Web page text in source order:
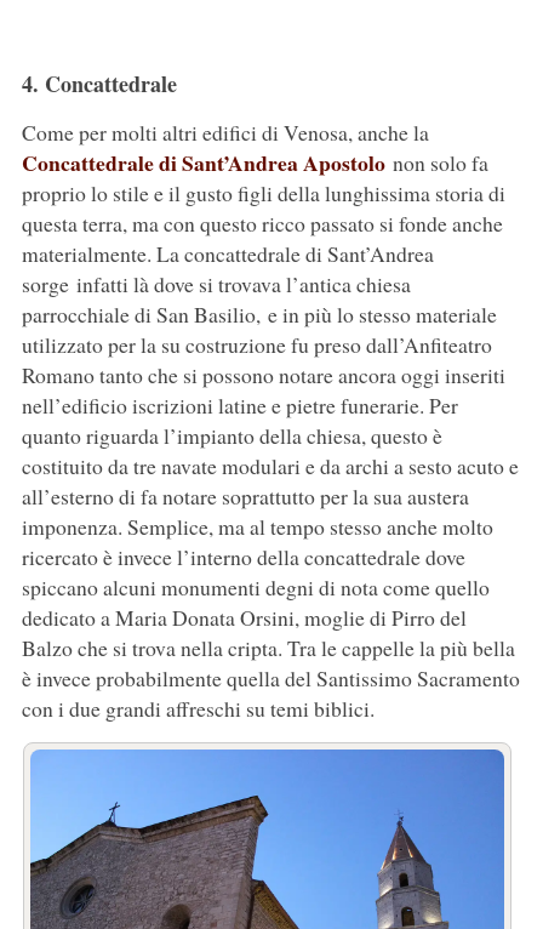
4. Concattedrale
Come per molti altri edifici di Venosa, anche la
Concattedrale di Sant’Andrea Apostolonon solo fa
proprio lo stile e il gusto figli della lunghissima storia di
questa terra, ma con questo ricco passato si fonde anche
materialmente. La concattedrale di Sant’Andrea
sorge infatti là dove si trovava l’antica chiesa
parrocchiale di San Basilio, e in più lo stesso materiale
utilizzato per la su costruzione fu preso dall’Anfiteatro
Romano tanto che si possono notare ancora oggi inseriti
nell’edificio iscrizioni latine e pietre funerarie. Per
quanto riguarda l’impianto della chiesa, questo è
costituito da tre navate modulari e da archi a sesto acuto e
all’esterno di fa notare soprattutto per la sua austera
imponenza. Semplice, ma al tempo stesso anche molto
ricercato è invece l’interno della concattedrale dove
spiccano alcuni monumenti degni di nota come quello
dedicato a Maria Donata Orsini, moglie di Pirro del
Balzo che si trova nella cripta. Tra le cappelle la più bella
è invece probabilmente quella del Santissimo Sacramento
con i due grandi affreschi su temi biblici.